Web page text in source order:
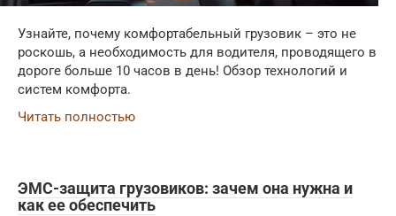
Узнайте, почему комфортабельный грузовик – это не
роскошь, а необходимость для водителя, проводящего в
дороге больше 10 часов в день! Обзор технологий и
систем комфорта.
Читать полностью
ЭМС-защита грузовиков: зачем она нужна и
как ее обеспечить